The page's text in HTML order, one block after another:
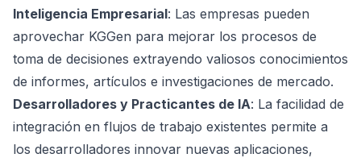
Inteligencia Empresarial: Las empresas pueden
aprovechar KGGen para mejorar los procesos de
toma de decisiones extrayendo valiosos conocimientos
de informes, artículos e investigaciones de mercado.
Desarrolladores y Practicantes de IA: La facilidad de
integración en flujos de trabajo existentes permite a
los desarrolladores innovar nuevas aplicaciones,